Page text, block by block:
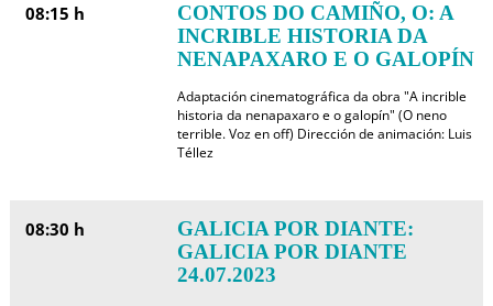
08:15 h
CONTOS DO CAMIÑO, O: A
INCRIBLE HISTORIA DA
NENAPAXARO E O GALOPÍN
Adaptación cinematográfica da obra "A incrible
historia da nenapaxaro e o galopín" (O neno
terrible. Voz en off) Dirección de animación: Luis
Téllez
08:30 h
GALICIA POR DIANTE:
GALICIA POR DIANTE
24.07.2023